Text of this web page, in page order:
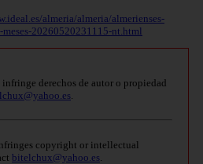
almeria/almeria/almerienses-
20260520231115-nt.html
derechos de autor o propiedad
copyright or intellectual
bitelchux@yahoo.es